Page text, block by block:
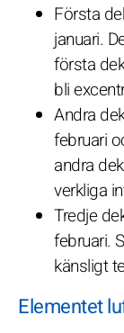
Första
januari.
första
bli
Andra
februari
andra
verkliga
Tredje
februari.
känsligt
Elementet